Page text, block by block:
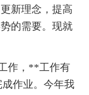
新理念，提高
的需要。现就
作，**工作有
作业。今年我